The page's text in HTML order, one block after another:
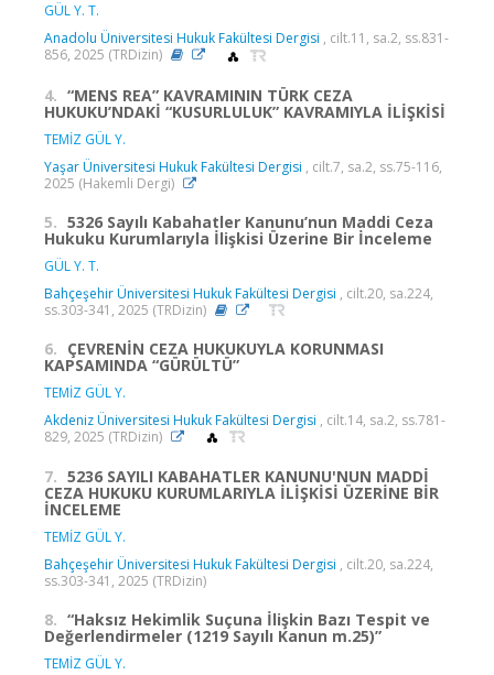
GÜL Y. T.
Anadolu Üniversitesi Hukuk Fakültesi Dergisi , cilt.11, sa.2, ss.831-
856, 2025 (TRDizin)
4. “MENS REA” KAVRAMININ TÜRK CEZA
HUKUKU’NDAKİ “KUSURLULUK” KAVRAMIYLA İLİŞKİSİ
TEMİZ GÜL Y.
Yaşar Üniversitesi Hukuk Fakültesi Dergisi , cilt.7, sa.2, ss.75-116,
2025 (Hakemli Dergi)
5. 5326 Sayılı Kabahatler Kanunu’nun Maddi Ceza
Hukuku Kurumlarıyla İlişkisi Üzerine Bir İnceleme
GÜL Y. T.
Bahçeşehir Üniversitesi Hukuk Fakültesi Dergisi , cilt.20, sa.224,
ss.303-341, 2025 (TRDizin)
6. ÇEVRENİN CEZA HUKUKUYLA KORUNMASI
KAPSAMINDA “GÜRÜLTÜ”
TEMİZ GÜL Y.
Akdeniz Üniversitesi Hukuk Fakültesi Dergisi , cilt.14, sa.2, ss.781-
829, 2025 (TRDizin)
7. 5236 SAYILI KABAHATLER KANUNU'NUN MADDİ
CEZA HUKUKU KURUMLARIYLA İLİŞKİSİ ÜZERİNE BİR
İNCELEME
TEMİZ GÜL Y.
Bahçeşehir Üniversitesi Hukuk Fakültesi Dergisi , cilt.20, sa.224,
ss.303-341, 2025 (TRDizin)
8. “Haksız Hekimlik Suçuna İlişkin Bazı Tespit ve
Değerlendirmeler (1219 Sayılı Kanun m.25)”
TEMİZ GÜL Y.